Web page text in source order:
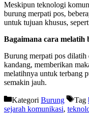
Meskipun teknologi
burung merpati pos,
untuk tujuan khusus,
Bagaimana cara melatih
Burung merpati pos dilatih
kandang, memberikan
melatihnya untuk terbang
semakin jauh.
Kategori Burung Tag
sejarah komunikasi,